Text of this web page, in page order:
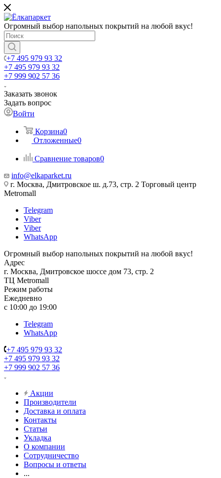
Огромный выбор напольных покрытий на любой вкус!
+7 495 979 93 32
+7 495 979 93 32
+7 999 902 57 36
Заказать звонок
Задать вопрос
Войти
Корзина0
Отложенные0
Сравнение товаров0
info@elkaparket.ru
г. Москва, Дмитровское ш. д.73, стр. 2 Торговый центр
Metromall
Telegram
Viber
Viber
WhatsApp
Огромный выбор напольных покрытий на любой вкус!
Адрес
г. Москва, Дмитровское шоссе дом 73, стр. 2
ТЦ Metromall
Режим работы
Ежедневно
с 10:00 до 19:00
Telegram
WhatsApp
+7 495 979 93 32
+7 495 979 93 32
+7 999 902 57 36
Акции
Производители
Доставка и оплата
Контакты
Статьи
Укладка
О компании
Сотрудничество
Вопросы и ответы
...